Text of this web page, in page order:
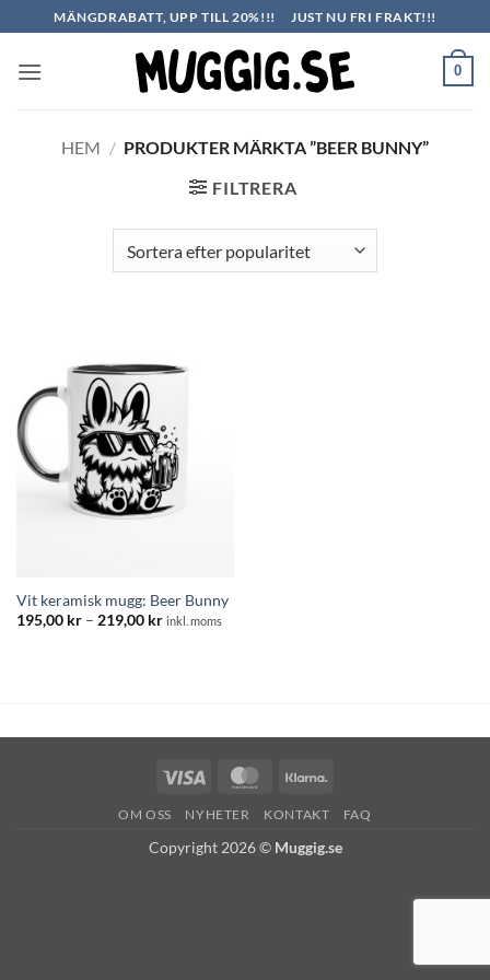
to
content
MÄNGDRABATT, UPP TILL 20%!!! JUST NU FRI FRAKT!!!
0
HEM / PRODUKTER MÄRKTA ”BEER BUNNY”
FILTRERA
Vit keramisk mugg: Beer Bunny
195,00 kr – 219,00 krPrisintervall:
inkl. moms
Visa MasterCard
OM OSS NYHETER KONTAKT FAQ
Copyright 2026 © Muggig.se